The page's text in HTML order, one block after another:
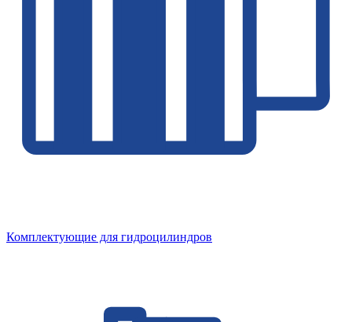
Комплектующие для гидроцилиндров